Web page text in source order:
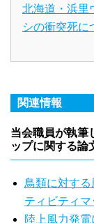
北海道・浜里
シの衝突死に
関連情報
当会職員が執筆
ップに関する論
鳥類に対す
ティビティ
陸上風力発